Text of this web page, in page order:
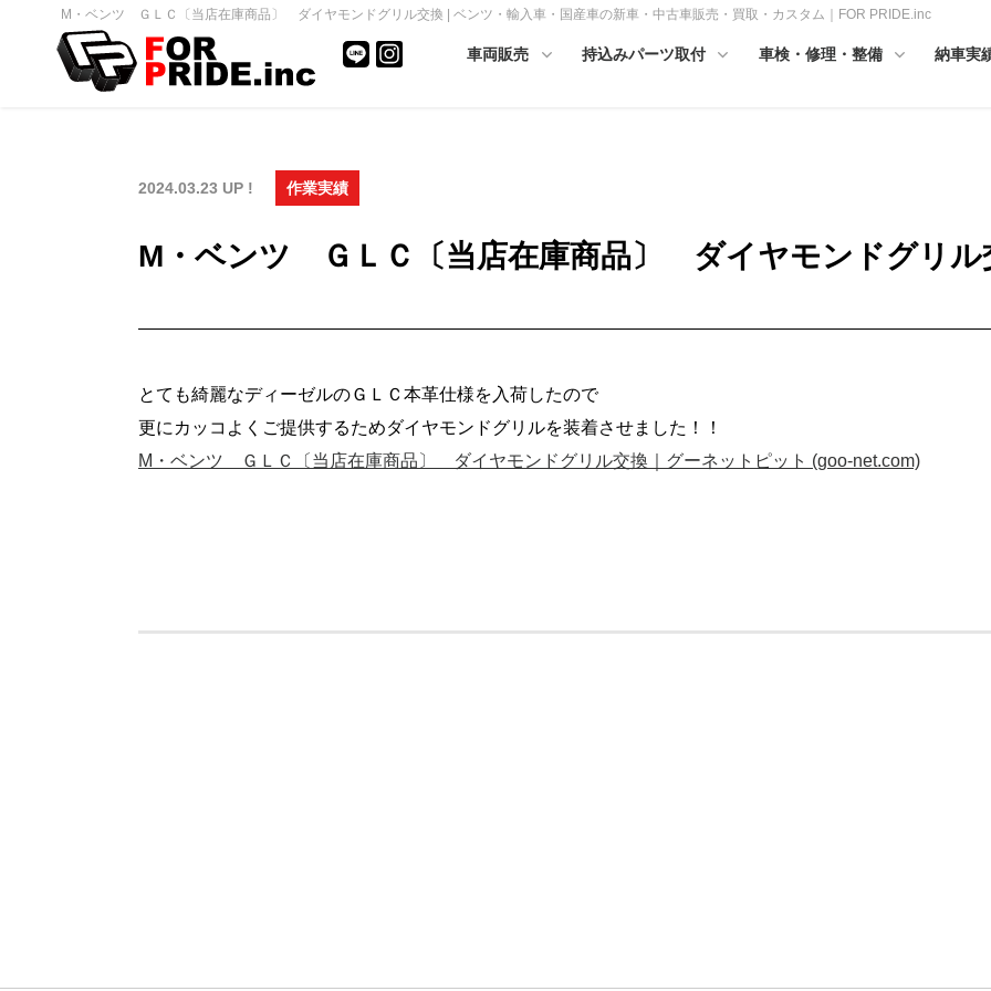
M・ベンツ ＧＬＣ〔当店在庫商品〕 ダイヤモンドグリル交換 | ベンツ・輸入車・国産車の新車・中古車販売・買取・カスタム｜FOR PRIDE.inc
車両販売 持込みパーツ取付 車検・修理・整備 納車実
2024.03.23 UP ! 作業実績
M・ベンツ ＧＬＣ〔当店在庫商品〕 ダイヤモンドグリル
とても綺麗なディーゼルのＧＬＣ本革仕様を入荷したので
更にカッコよくご提供するためダイヤモンドグリルを装着させました！！
M・ベンツ ＧＬＣ〔当店在庫商品〕 ダイヤモンドグリル交換｜グーネットピット (goo-net.com)